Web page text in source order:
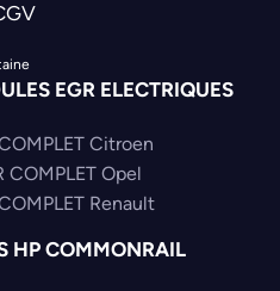
EGR ELECTRIQUES
Citroen
COMPLET Opel
Renault
HP COMMONRAIL